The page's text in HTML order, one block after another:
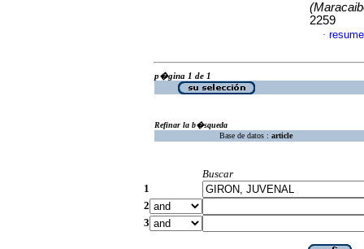
2259
·
p�gina 1 de 1
Refinar la b�squeda
Base de datos : article
Buscar
1
2
3